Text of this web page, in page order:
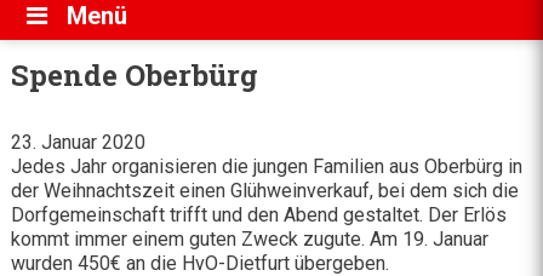
Menü
Spende Oberbürg
23. Januar 2020
Jedes Jahr organisieren die jungen Familien aus Oberbürg in
der Weihnachtszeit einen Glühweinverkauf, bei dem sich die
Dorfgemeinschaft trifft und den Abend gestaltet. Der Erlös
kommt immer einem guten Zweck zugute. Am 19. Januar
wurden 450€ an die HvO-Dietfurt übergeben.